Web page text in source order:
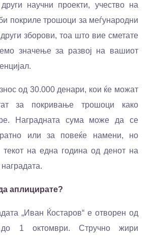
научни проекти, учество на
покриле трошоци за меѓународни
зборови, тоа што вие сметате
значење за развој на вашиот
од 30.000 денари, кои ќе можат
за покривање трошоци како
Наградната сума може да се
или за повеќе намени, но
текот на една година од денот на
аплицирате?
„Иван Ќостаров“ е отворен од
1 октомври. Стручно жири